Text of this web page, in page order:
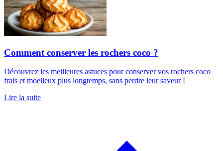
Comment conserver les rochers coco ?
Découvrez les meilleures astuces pour conserver vos rochers coco
frais et moelleux plus longtemps, sans perdre leur saveur !
Lire la suite